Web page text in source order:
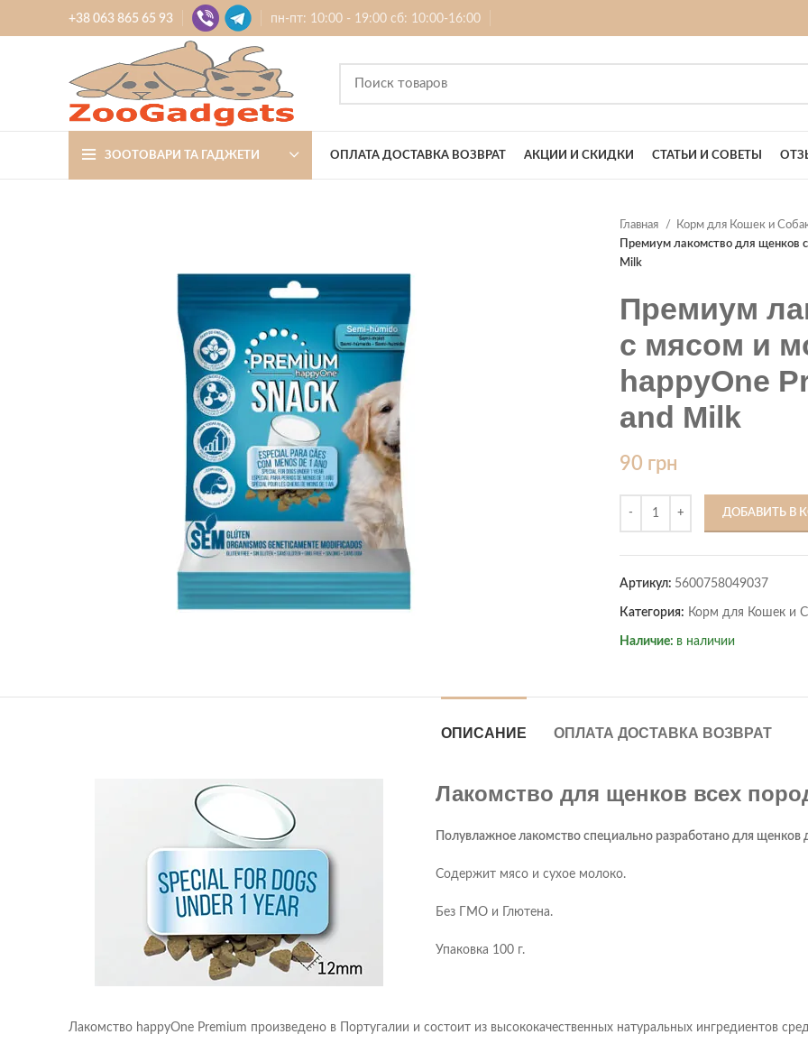
+38 063 865 65 93 пн-пт: 10:00 - 19:00 сб: 10:00-16:00
ЗООТОВАРИ ТА ГАДЖЕТИ ОПЛАТА ДОСТАВКА ВОЗВРАТ АКЦИИ И СКИДКИ СТАТЬИ И СОВЕТЫ
Главная
Корм для Кошек и
Премиум лакомство для щенков
Milk
Премиум
с мясом и
happyOne
and Milk
90 грн
ДОБАВИТЬ В
Артикул: 5600758049037
Категория: Корм для Кошек и
Наличие: в наличии
ОПИСАНИЕ ОПЛАТА ДОСТАВКА ВОЗВРАТ
Лакомство для щенков всех
Полувлажное лакомство специально разработано для щенков
Содержит мясо и сухое молоко.
Без ГМО и Глютена.
Упаковка 100 г.
Лакомство happyOne Premium произведено в Португалии и состоит из высококачественных натуральных ингредиентов